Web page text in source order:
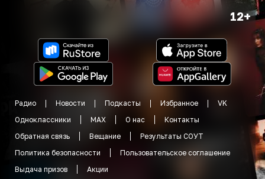
12+
Радио Новости Подкасты Избранное
VK
Одноклассники
MAX О нас
Контакты
Обратная связь
Вещание
Результаты СОУТ
Политика безопасности
Пользовательское соглашение
Выдача призов
Акции